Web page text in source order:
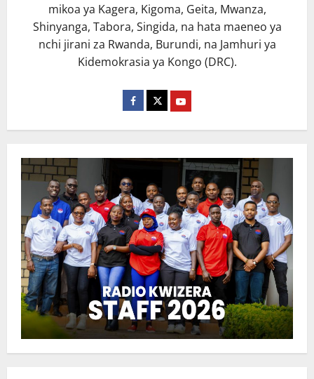
mikoa ya Kagera, Kigoma, Geita, Mwanza,
Shinyanga, Tabora, Singida, na hata maeneo ya
nchi jirani za Rwanda, Burundi, na Jamhuri ya
Kidemokrasia ya Kongo (DRC).